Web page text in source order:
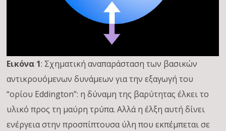
Εικόνα 1: Σχηματική αναπαράσταση των βασικών
αντικρουόμενων δυνάμεων για την εξαγωγή του
“ορίου Eddington”: η δύναμη της βαρύτητας έλκει το
υλικό προς τη μαύρη τρύπα. Αλλά η έλξη αυτή δίνει
ενέργεια στην προσπίπτουσα ύλη που εκπέμπεται σε